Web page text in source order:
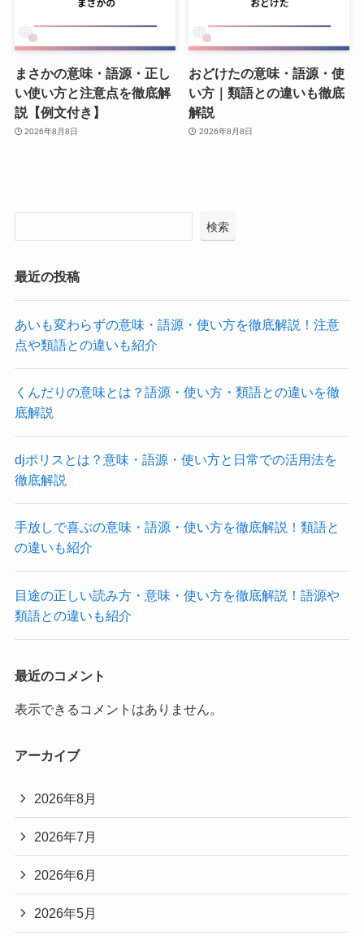
まさかの意味・語源・正し
い使い方と注意点を徹底解
説【例文付き】
2026年8月8日
おどけたの意味・語源・使
い方｜類語との違いも徹底
解説
2026年8月8日
検索
最近の投稿
あいも変わらずの意味・語源・使い方を徹底解説！注意
点や類語との違いも紹介
くんだりの意味とは？語源・使い方・類語との違いを徹
底解説
djポリスとは？意味・語源・使い方と日常での活用法を
徹底解説
手放しで喜ぶの意味・語源・使い方を徹底解説！類語と
の違いも紹介
目途の正しい読み方・意味・使い方を徹底解説！語源や
類語との違いも紹介
最近のコメント
表示できるコメントはありません。
アーカイブ
2026年8月
2026年7月
2026年6月
2026年5月